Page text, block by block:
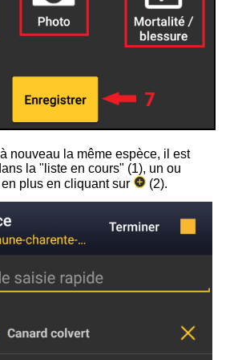
nouveau la même espèce, il est
la "liste en cours" (1), un ou
plus en cliquant sur
(2).